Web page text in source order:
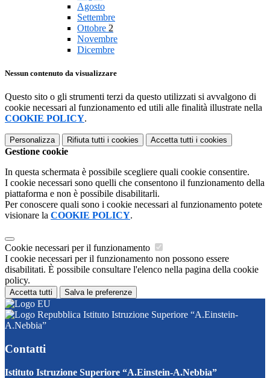
Agosto
Settembre
Ottobre 2
Novembre
Dicembre
Nessun contenuto da visualizzare
Questo sito o gli strumenti terzi da questo utilizzati si avvalgono di
cookie necessari al funzionamento ed utili alle finalità illustrate nella
COOKIE POLICY.
Personalizza Rifiuta tutti i cookies Accetta tutti i cookies
Gestione cookie
In questa schermata è possibile scegliere quali cookie consentire.
I cookie necessari sono quelli che consentono il funzionamento della
piattaforma e non è possibile disabilitarli.
Per conoscere quali sono i cookie necessari al funzionamento potete
visionare la COOKIE POLICY.
Cookie necessari per il funzionamento
I cookie necessari per il funzionamento non possono essere
disabilitati. È possibile consultare l'elenco nella pagina della cookie
policy.
Accetta tutti Salva le preferenze
Istituto Istruzione Superiore “A.Einstein-
A.Nebbia”
Contatti
Istituto Istruzione Superiore “A.Einstein-A.Nebbia”